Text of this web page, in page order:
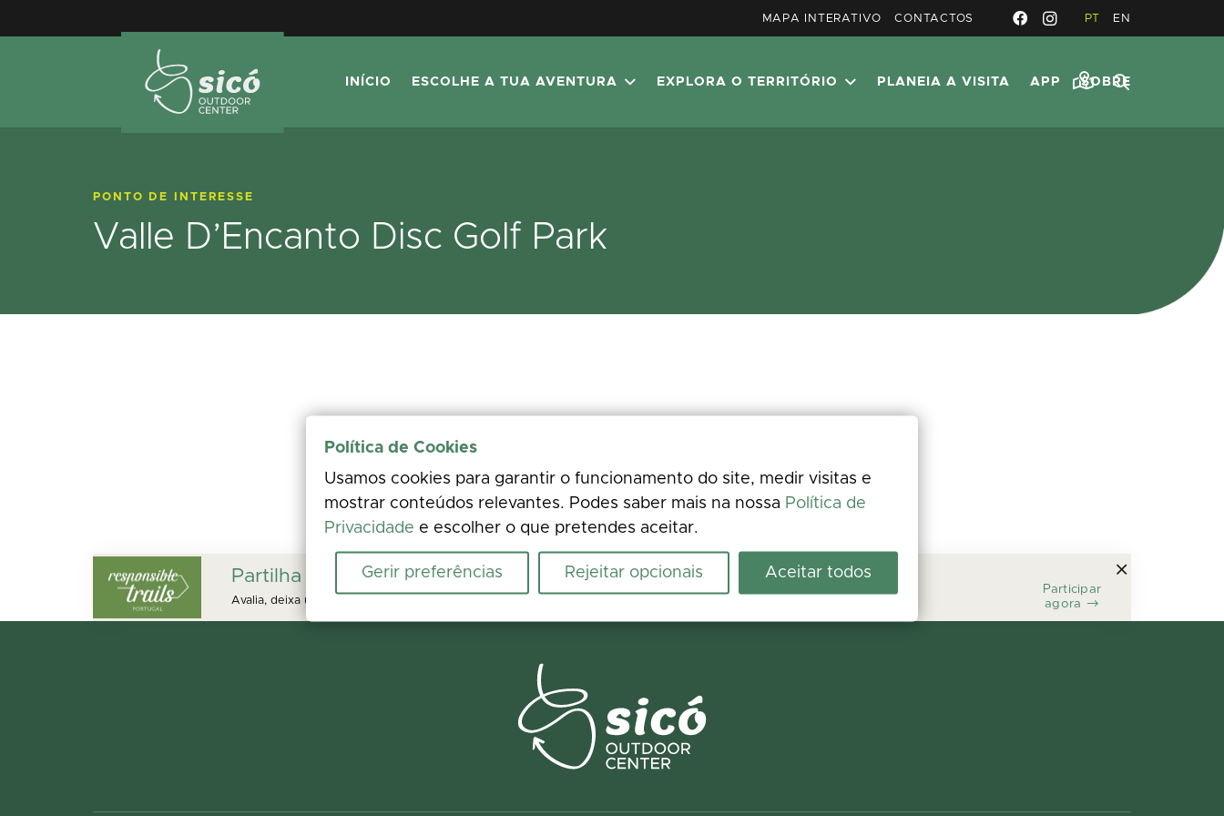
MAPA INTERATIVO CONTACTOS PT EN
INÍCIO ESCOLHE A TUA AVENTURA EXPLORA O TERRITÓRIO PLANEIA A VISITA APP SOBRE
PONTO DE INTERESSE
Valle D’Encanto Disc Golf Park
Partilha a tua experiência
Avalia, deixa um comentário e acrescenta fotos. A tua opinião melhora a informação para todos.
Participar
agora
Política de Cookies
Usamos cookies para garantir o funcionamento do site, medir visitas e
mostrar conteúdos relevantes. Podes saber mais na nossa Política de
Privacidade e escolher o que pretendes aceitar.
Gerir preferências Rejeitar opcionais Aceitar todos